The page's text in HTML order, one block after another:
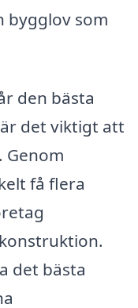
bygglov som
den bästa
det viktigt att
Genom
få flera
det bästa